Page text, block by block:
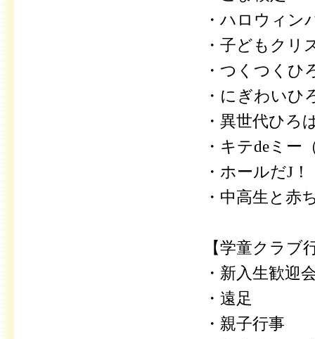
・ハロウィン
・子どもクリ
・つくつくひ
・にぎわいひ
・異世代ひろ
・キテdeミー
・ホールだJ！
・中高生と赤
【学童クラブ
・新入生歓迎
・遠足
・親子行事